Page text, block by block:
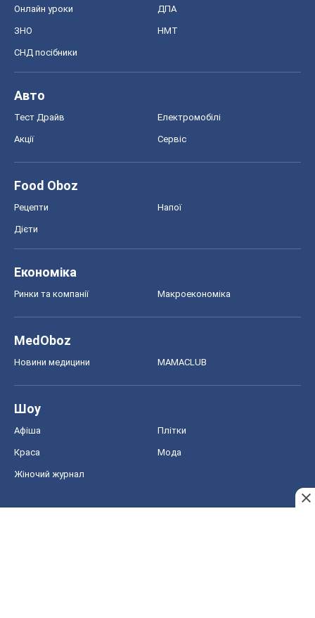
Онлайн уроки ДПА
ЗНО НМТ
СНД посібники
Авто
Тест Драйв Електромобілі
Акції Сервіс
Food Oboz
Рецепти Напої
Дієти
Економіка
Ринки та компанії Макроекономіка
MedOboz
Новини медицини MAMACLUB
Шоу
Афіша Плітки
Краса Мода
Жіночий журнал